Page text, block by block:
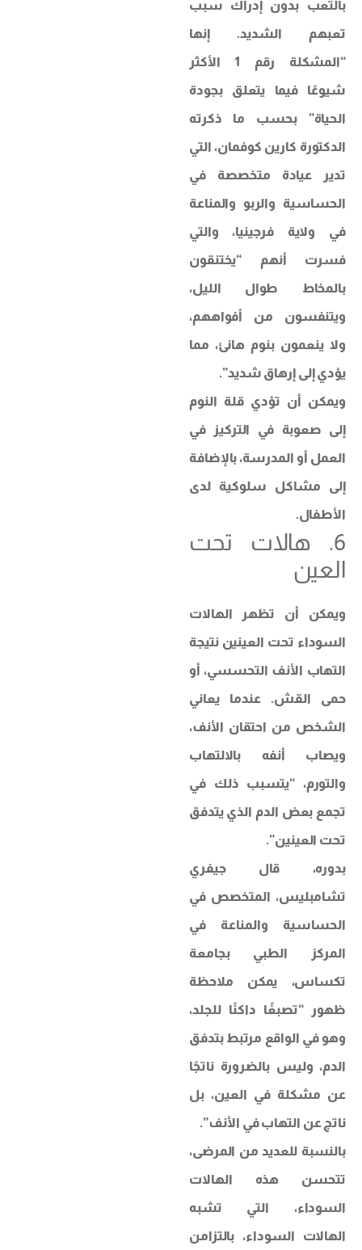
بالتعب بدون إدراك سبب
تعبهم الشديد. إنها
“المشكلة رقم 1 الأكثر
شيوعًا فيما يتعلق بجودة
الحياة” بحسب ما ذكرته
الدكتورة كارين كوفمان، التي
تدير عيادة متخصصة في
الحساسية والربو والمناعة
في ولاية فرجينيا، والتي
فسرت أنهم “يختنقون
بالمخاط طوال الليل،
ويتنفسون من أفواههم،
ولا ينعمون بنوم هانئ، مما
يؤدي إلى إرهاق شديد”.
ويمكن أن تؤدي قلة النوم
إلى صعوبة في التركيز في
العمل أو المدرسة، بالإضافة
إلى مشاكل سلوكية لدى
الأطفال.
6. هالات تحت
العين
ويمكن أن تظهر الهالات
السوداء تحت العينين نتيجة
التهاب الأنف التحسسي، أو
حمى القش. عندما يعاني
الشخص من احتقان الأنف،
ويصاب أنفه بالالتهاب
والتورم، “يتسبب ذلك في
تجمع بعض الدم الذي يتدفق
تحت العينين”.
بدوره، قال جيفري
تشامبليس، المتخصص في
الحساسية والمناعة في
المركز الطبي بجامعة
تكساس، يمكن ملاحظة
ظهور “تصبغًا داكنًا للجلد،
وهو في الواقع مرتبط بتدفق
الدم، وليس بالضرورة ناتجًا
عن مشكلة في العين، بل
ناتج عن التهاب في الأنف”.
بالنسبة للعديد من المرضى،
تتحسن هذه الهالات
السوداء، التي تشبه
الهالات السوداء، بالتزامن